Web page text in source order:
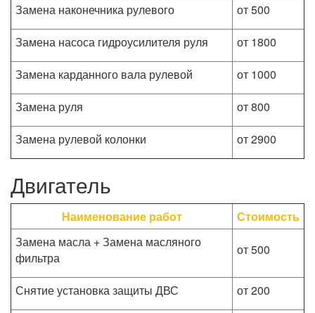
Замена наконечника рулевого
от 500
Замена насоса гидроусилителя руля
от 1800
Замена карданного вала рулевой
от 1000
Замена руля
от 800
Замена рулевой колонки
от 2900
Двигатель
Наименование работ
Стоимость
Замена масла + Замена масляного
фильтра
от 500
Снятие установка защиты ДВС
от 200